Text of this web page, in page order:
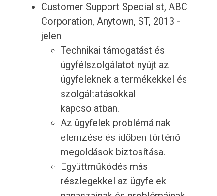
Customer Support Specialist, ABC
Corporation, Anytown, ST, 2013 -
jelen
Technikai támogatást és
ügyfélszolgálatot nyújt az
ügyfeleknek a termékekkel és
szolgáltatásokkal
kapcsolatban.
Az ügyfelek problémáinak
elemzése és időben történő
megoldások biztosítása.
Együttműködés más
részlegekkel az ügyfelek